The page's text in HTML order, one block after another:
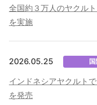
全国約３万人のヤクル
を実施
2026.05.25 国
インドネシアヤクルト
を発売